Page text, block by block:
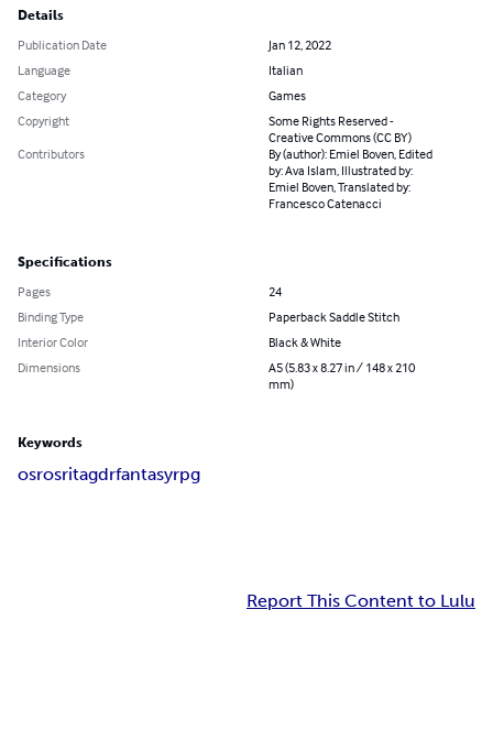
Details
Publication Date
Jan 12, 2022
Language
Italian
Category
Games
Copyright
Some Rights Reserved -
Creative Commons (CC BY)
Contributors
By (author): Emiel Boven, Edited
by: Ava Islam, Illustrated by:
Emiel Boven, Translated by:
Francesco Catenacci
Specifications
Pages
24
Binding Type
Paperback Saddle Stitch
Interior Color
Black & White
Dimensions
A5 (5.83 x 8.27 in / 148 x 210
mm)
Keywords
osrosritagdrfantasyrpg
Report This Content to Lulu